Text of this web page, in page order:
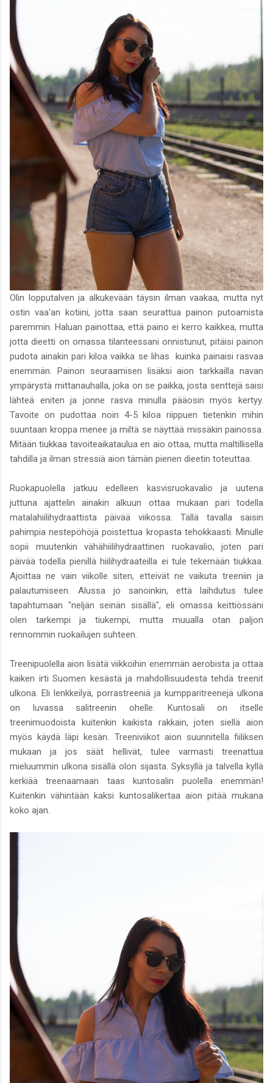
Olin lopputalven ja alkukevään täysin ilman vaakaa, mutta nyt
ostin vaa'an kotiini, jotta saan seurattua painon putoamista
paremmin. Haluan painottaa, että paino ei kerro kaikkea, mutta
jotta dieetti on omassa tilanteessani onnistunut, pitäisi painon
pudota ainakin pari kiloa vaikka se lihas kuinka painaisi rasvaa
enemmän. Painon seuraamisen lisäksi aion tarkkailla navan
ympärystä mittanauhalla, joka on se paikka, josta senttejä saisi
lähteä eniten ja jonne rasva minulla pääosin myös kertyy.
Tavoite on pudottaa noin 4-5 kiloa riippuen tietenkin mihin
suuntaan kroppa menee ja miltä se näyttää missäkin painossa.
Mitään tiukkaa tavoiteaikataulua en aio ottaa, mutta maltillisella
tahdilla ja ilman stressiä aion tämän pienen dieetin toteuttaa.
Ruokapuolella jatkuu edelleen kasvisruokavalio ja uutena
juttuna ajattelin ainakin alkuun ottaa mukaan pari todella
matalahiilihydraattista päivää viikossa. Tällä tavalla saisin
pahimpia nestepöhöjä poistettua kropasta tehokkaasti. Minulle
sopii muutenkin vähähiilihydraattinen ruokavalio, joten pari
päivää todella pienillä hiilihydraateilla ei tule tekemään tiukkaa.
Ajoittaa ne vain viikolle siten, etteivät ne vaikuta treeniin ja
palautumiseen. Alussa jo sanoinkin, että laihdutus tulee
tapahtumaan "neljän seinän sisällä", eli omassa keittiössäni
olen tarkempi ja tiukempi, mutta muualla otan paljon
rennommin ruokailujen suhteen.
Treenipuolella aion lisätä viikkoihin enemmän aerobista ja ottaa
kaiken irti Suomen kesästä ja mahdollisuudesta tehdä treenit
ulkona. Eli lenkkeilyä, porrastreeniä ja kumpparitreenejä ulkona
on luvassa salitreenin ohelle. Kuntosali on itselle
treenimuodoista kuitenkin kaikista rakkain, joten siellä aion
myös käydä läpi kesän. Treeniviikot aion suunnitella fiiliksen
mukaan ja jos säät hellivät, tulee varmasti treenattua
mieluummin ulkona sisällä olon sijasta. Syksyllä ja talvella kyllä
kerkiää treenaamaan taas kuntosalin puolella enemmän!
Kuitenkin vähintään kaksi kuntosalikertaa aion pitää mukana
koko ajan.